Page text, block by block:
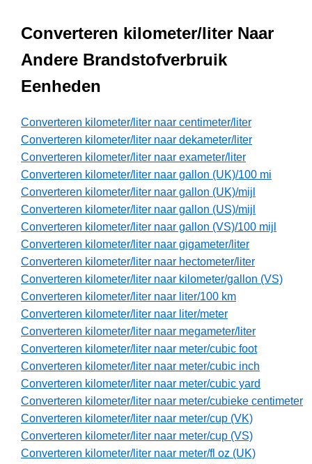
Converteren kilometer/liter Naar
Andere Brandstofverbruik
Eenheden
Converteren kilometer/liter naar centimeter/liter
Converteren kilometer/liter naar dekameter/liter
Converteren kilometer/liter naar exameter/liter
Converteren kilometer/liter naar gallon (UK)/100 mi
Converteren kilometer/liter naar gallon (UK)/mijl
Converteren kilometer/liter naar gallon (US)/mijl
Converteren kilometer/liter naar gallon (VS)/100 mijl
Converteren kilometer/liter naar gigameter/liter
Converteren kilometer/liter naar hectometer/liter
Converteren kilometer/liter naar kilometer/gallon (VS)
Converteren kilometer/liter naar liter/100 km
Converteren kilometer/liter naar liter/meter
Converteren kilometer/liter naar megameter/liter
Converteren kilometer/liter naar meter/cubic foot
Converteren kilometer/liter naar meter/cubic inch
Converteren kilometer/liter naar meter/cubic yard
Converteren kilometer/liter naar meter/cubieke centimeter
Converteren kilometer/liter naar meter/cup (VK)
Converteren kilometer/liter naar meter/cup (VS)
Converteren kilometer/liter naar meter/fl oz (UK)